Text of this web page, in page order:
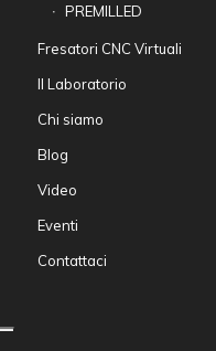
PREMILLED
Fresatori CNC Virtuali
Il Laboratorio
Chi siamo
Blog
Video
Eventi
Contattaci